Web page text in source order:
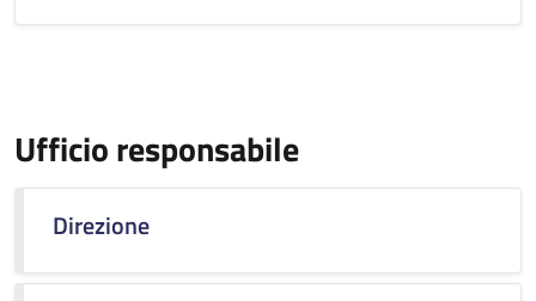
Ufficio responsabile
Direzione